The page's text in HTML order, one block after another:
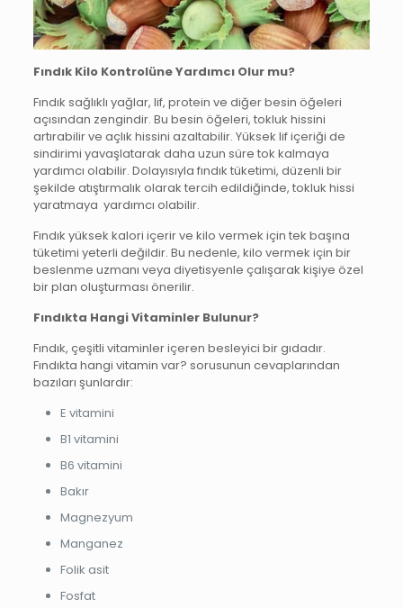
Fındık Kilo Kontrolüne Yardımcı Olur mu?
Fındık sağlıklı yağlar, lif, protein ve diğer besin öğeleri
açısından zengindir. Bu besin öğeleri, tokluk hissini
artırabilir ve açlık hissini azaltabilir. Yüksek lif içeriği de
sindirimi yavaşlatarak daha uzun süre tok kalmaya
yardımcı olabilir. Dolayısıyla fındık tüketimi, düzenli bir
şekilde atıştırmalık olarak tercih edildiğinde, tokluk hissi
yaratmaya yardımcı olabilir.
Fındık yüksek kalori içerir ve kilo vermek için tek başına
tüketimi yeterli değildir. Bu nedenle, kilo vermek için bir
beslenme uzmanı veya diyetisyenle çalışarak kişiye özel
bir plan oluşturması önerilir.
Fındıkta Hangi Vitaminler Bulunur?
Fındık, çeşitli vitaminler içeren besleyici bir gıdadır.
Fındıkta hangi vitamin var? sorusunun cevaplarından
bazıları şunlardır:
E vitamini
B1 vitamini
B6 vitamini
Bakır
Magnezyum
Manganez
Folik asit
Fosfat